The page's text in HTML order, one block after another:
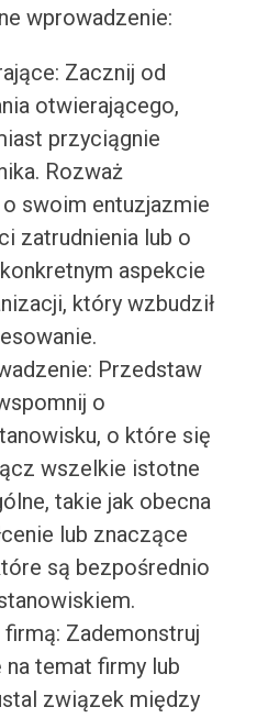
wprowadzenie:
Zacznij od
otwierającego,
przyciągnie
Rozważ
swoim entuzjazmie
zatrudnienia lub o
aspekcie
który wzbudził
Przedstaw
o
o które się
wszelkie istotne
takie jak obecna
lub znaczące
są bezpośrednio
Zademonstruj
temat firmy lub
związek między